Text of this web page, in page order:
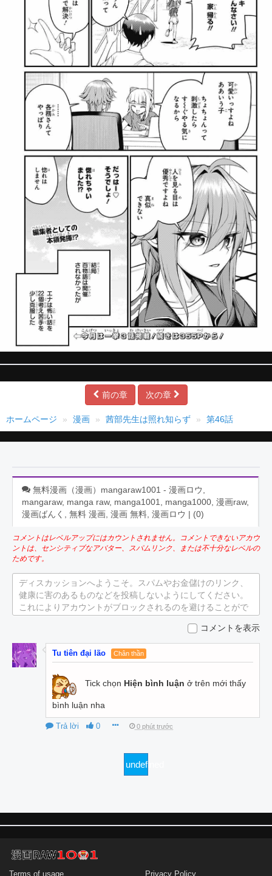
前の章 次の章
ホームページ 漫画 茜部先生は照れ知らず 第46話
無料漫画（漫画）mangaraw1001 - 漫画ロウ,
mangaraw, manga raw, manga1001, manga1000, 漫画raw,
漫画ばんく, 無料 漫画, 漫画 無料, 漫画ロウ | (0)
コメントはレベルアップにはカウントされません。コメントできないアカウ
ントは、センシティブなアバター、スパムリンク、または不十分なレベルの
ためです。
ディスカッションへようこそ。スパムやお金儲けのリンク、
健康に害のあるものなどを投稿しないようにしてください。
これによりアカウントがブロックされるのを避けることがで
コメントを表示
Tu tiên đại lão Chân thần
Tick chọn Hiện bình luận ở trên mới thấy
bình luận nha
Trả lời 0 0 phút trước
undefined
Terms of usage Privacy Policy